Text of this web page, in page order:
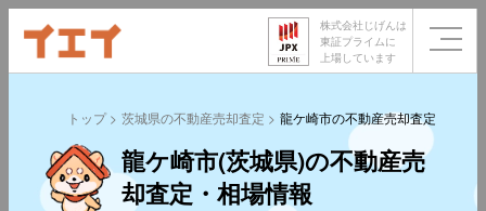
株式会社じげんは
東証プライムに
上場しています
トップ 茨城県の不動産売却査定 龍ケ崎市の不動産売却査定
龍ケ崎市(茨城県)の不動産売
却査定・相場情報